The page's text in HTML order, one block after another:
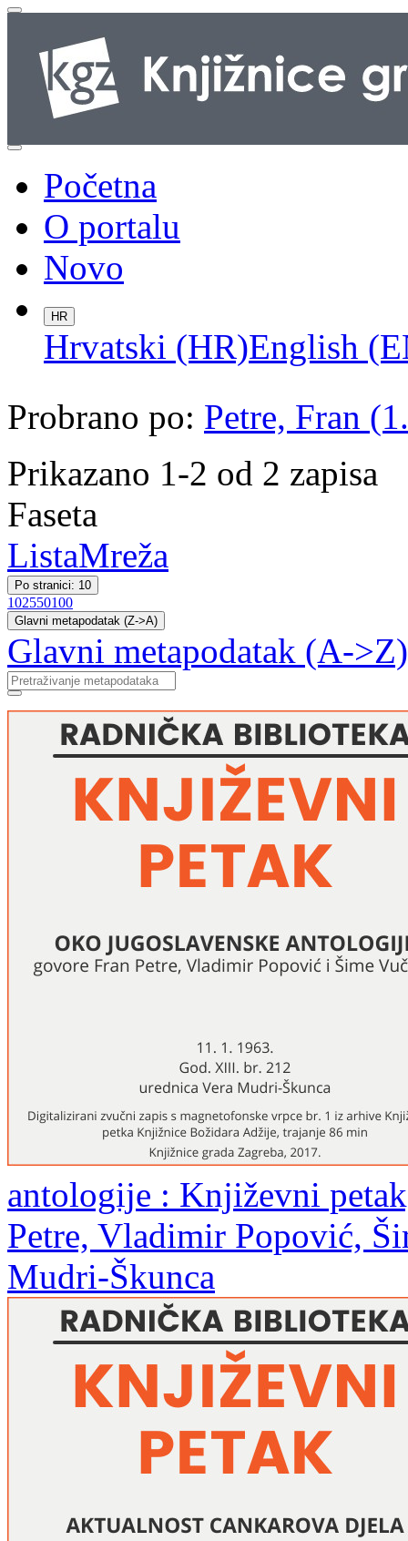
Početna
O portalu
Novo
HR
Hrvatski (HR)English
Probrano po: Petre, Fran
Prikazano 1-2 od 2 zapisa
Faseta
ListaMreža
Po stranici: 10
102550100
Glavni metapodatak (Z->A)
Glavni metapodatak (A->Z)
antologije : Književni
Petre, Vladimir Popović,
Mudri-Škunca